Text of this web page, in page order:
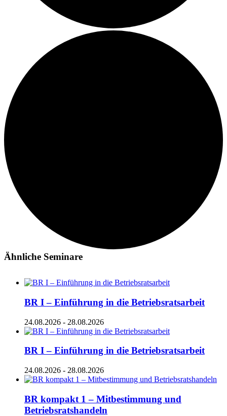
Ähnliche Seminare
BR I – Einführung in die Betriebsratsarbeit
24.08.2026 - 28.08.2026
BR I – Einführung in die Betriebsratsarbeit
24.08.2026 - 28.08.2026
BR kompakt 1 – Mitbestimmung und
Betriebsratshandeln